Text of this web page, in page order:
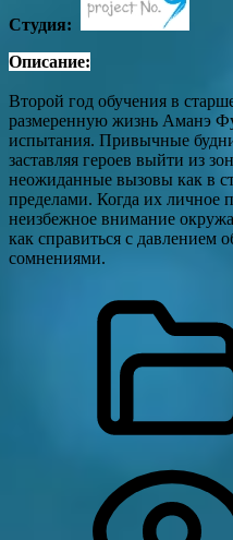
Студия:
Описание:
Второй год обучения в
размеренную жизнь Аманэ
испытания. Привычные
заставляя героев выйти из
неожиданные вызовы как в
пределами. Когда их личное
неизбежное внимание
как справиться с давлением
сомнениями.